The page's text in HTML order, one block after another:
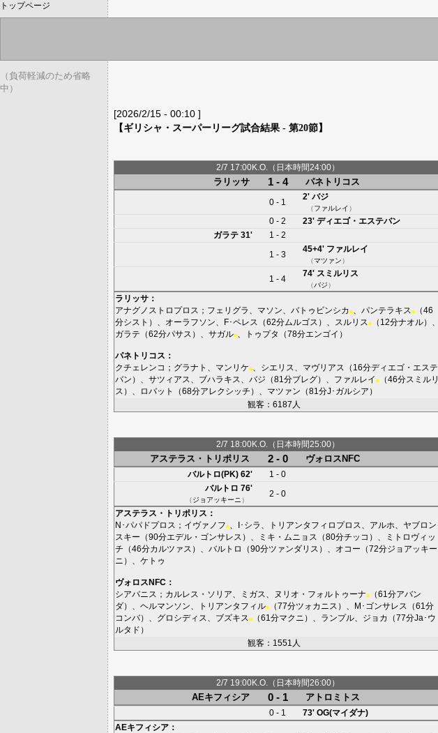
トップページ
（負荷軽減のため省略
中）
[2026/2/15 - 00:10 ]
【ギリシャ・スーパーリーグ試合結果 - 第20節】
2/7 17:00K.O.（日本時間24:00）
ラリッサ 1 - 4 パネトリコス
0 - 1
2' バジ
（ファルレイ ）
0 - 2 23' ディエゴ・エステバン
ガラテ 31'
1 - 2
1 - 3
45+4' ファルレイ
（マツァン）
1 - 4
74' スミルリス
（バジ）
ラリッサ ：
アナグノストロプロス ； フェリグラ マソン バトゥビンシカ ■ パンテラキス ■
（46
分シスト ）、 オーラフソン F･ペレス （62分ムルゴス ）、 スルリス ■ （12分ナオル）、
ガラテ （62分パサス ）、 サガル■ トゥプタ （78分エンゴイ ）
パネトリコス ：
クチェレンコ ； グラナト マンリケ■ シエリス マヴリアス （16分ディエゴ・エステ
バン ）、 サツィアス ブハラキス バジ （81分ブレグ）、 ファルレイ ■ （46分スミルリ
ス ）、 ロバット （68分アレクシッチ ）、 マツァン （81分J･ガルシア ）
観客：6187人
2/7 18:00K.O.（日本時間25:00）
アステラス・トリポリス 2 - 0 ヴォロスNFC
バルトロ(PK) 62'
1 - 0
バルトロ 76'
（ジョアッキーニ ）
2 - 0
アステラス・トリポリス ：
N･パパドプロス ； イヴァノフ■ I･シラ トリアンタフィロプロス アルホ
ヤブロン
スキー （90分エデル・ゴンサレス ）、 ミキ・ムニョス （80分チッコ ）、
ミトロヴィッ
チ （46分カルツァス ）、 バルトロ （90分ツァンダリス ）、 オコー （72分ジョアッキー
ニ ）、 ケトゥ
ヴォロスNFC ：
シアバニス ； カルレス・ソリア ミガス ヌリオ・フォルトゥーナ■ （61分アバン
ダ）、 ヘルマンソン トリアンタフィル■ （77分ツォカニス ）、 M･ゴンサレス
（61分
コンバ）、 グロシディス ブズキス ■ （61分マクニ ）、 ランプル ジョカ （77分Ja･ウ
ルタド ）
観客：1551人
2/7 19:00K.O.（日本時間26:00）
AEキフィシア 0 - 1 アトロミトス
0 - 1 73' OG(マイダナ)
AEキフィシア ：